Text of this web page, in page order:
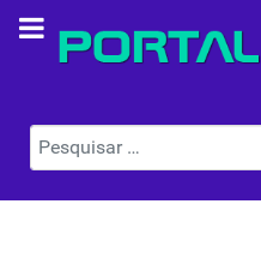
Pesquisar